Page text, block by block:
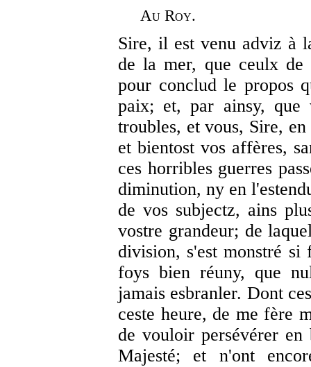
Au Roy.
Sire, il est venu adviz à
de la mer, que ceulx de
pour conclud le propos
paix; et, par ainsy, que
troubles, et vous, Sire,
et bientost vos affères,
ces horribles guerres
diminution, ny en
de vos subjectz, ains
vostre grandeur; de
division, s'est monstré
foys bien réuny, que
jamais esbranler. Dont
ceste heure, de me fère
de vouloir persévérer
Majesté; et n'ont